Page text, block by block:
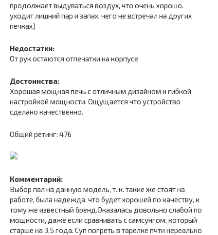
продолжает выдуваться воздух, что очень хорошо.
уходит лишний пар и запах, чего не встречал на других
печках)
Недостатки:
От рук остаются отпечатки на корпусе
Достоинства:
Хорошая мощная печь с отличным дизайном и гибкой
настройкой мощности. Ощущается что устройство
сделано качественно.
Общий ретинг: 476
Комментарий:
Выбор пал на данную модель, т. к. такие же стоят на
работе, была надежда. что будет хорошей по качеству, к
тому же известный бренд.Оказалась довольно слабой по
мощности, даже если сравнивать с самсунгом, который
старше на 3,5 года. Суп погреть в тарелке пчти нереально